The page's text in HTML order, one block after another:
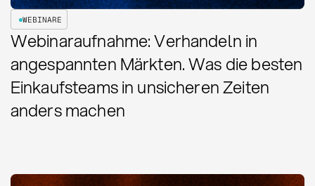
WEBINARE
Webinaraufnahme: Verhandeln in
angespannten Märkten. Was die besten
Einkaufsteams in unsicheren Zeiten
anders machen